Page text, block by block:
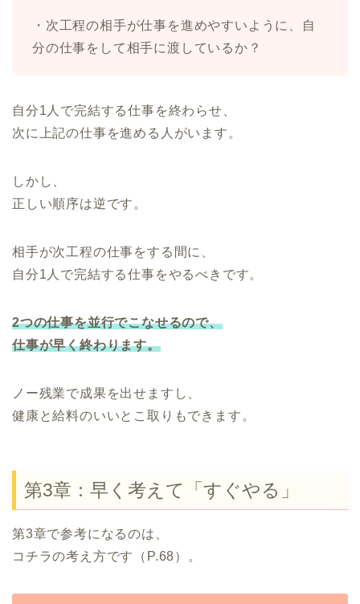
・次工程の相手が仕事を進めやすいように、自
分の仕事をして相手に渡しているか？
自分1人で完結する仕事を終わらせ、
次に上記の仕事を進める人がいます。
しかし、
正しい順序は逆です。
相手が次工程の仕事をする間に、
自分1人で完結する仕事をやるべきです。
2つの仕事を並行でこなせるので、
仕事が早く終わります。
ノー残業で成果を出せますし、
健康と給料のいいとこ取りもできます。
第3章：早く考えて「すぐやる」
第3章で参考になるのは、
コチラの考え方です（P.68）。